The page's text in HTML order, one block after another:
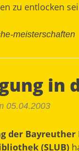
zu entlocken
meisterschaften
in
05.04.2003
der
(SLUB)